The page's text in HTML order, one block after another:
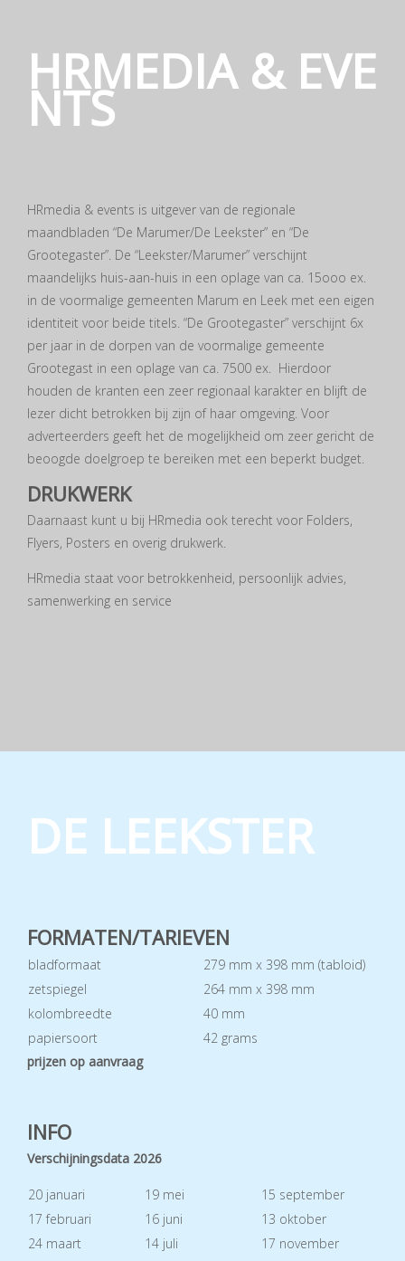
HRMEDIA & EVE
NTS
HRmedia & events is uitgever van de regionale
maandbladen “De Marumer/De Leekster” en “De
Grootegaster”. De “Leekster/Marumer” verschijnt
maandelijks huis-aan-huis in een oplage van ca. 15ooo ex.
in de voormalige gemeenten Marum en Leek met een eigen
identiteit voor beide titels. “De Grootegaster” verschijnt 6x
per jaar in de dorpen van de voormalige gemeente
Grootegast in een oplage van ca. 7500 ex. Hierdoor
houden de kranten een zeer regionaal karakter en blijft de
lezer dicht betrokken bij zijn of haar omgeving. Voor
adverteerders geeft het de mogelijkheid om zeer gericht de
beoogde doelgroep te bereiken met een beperkt budget.
DRUKWERK
Daarnaast kunt u bij HRmedia ook terecht voor Folders,
Flyers, Posters en overig drukwerk.
HRmedia staat voor betrokkenheid, persoonlijk advies,
samenwerking en service
DE LEEKSTER
FORMATEN/TARIEVEN
bladformaat
279 mm x 398 mm (tabloid)
zetspiegel
264 mm x 398 mm
kolombreedte
40 mm
papiersoort
42 grams
prijzen op aanvraag
INFO
Verschijningsdata 2026
20 januari 19 mei
15 september
17 februari
16 juni
13 oktober
24 maart
14 juli
17 november